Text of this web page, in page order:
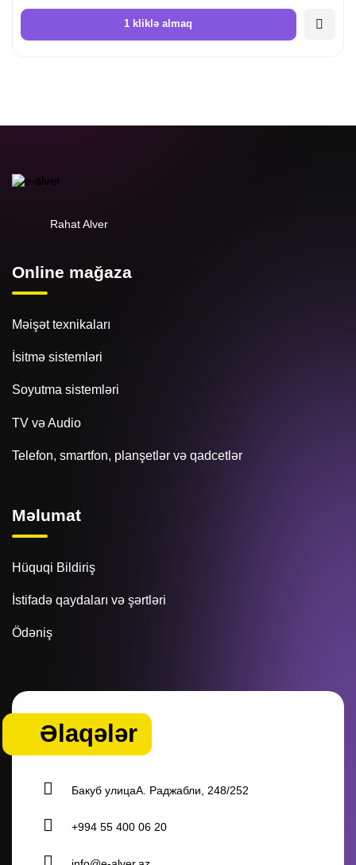
1 kliklə almaq
Rahat Alver
Online mağaza
Məişət texnikaları
İsitmə sistemləri
Soyutma sistemləri
TV və Audio
Telefon, smartfon, planşetlər və qadcetlər
Məlumat
Hüquqi Bildiriş
İstifadə qaydaları və şərtləri
Ödəniş
Əlaqələr
Бакуб улицаА. Раджабли, 248/252
+994 55 400 06 20